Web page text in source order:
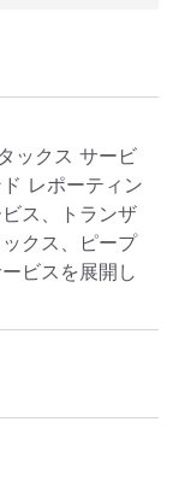
ックス サービ
レポーティン
ス、トランザ
クス、ピープ
ビスを展開し